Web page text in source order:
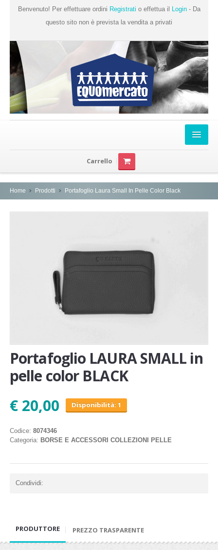
Benvenuto! Per effettuare ordini Registrati o effettua il Login- Da
questo sito non è prevista la vendita a privati
Chi Siamo
Prodotti
Produttori
Carrello
Home Prodotti Portafoglio Laura Small In Pelle Color Black
Portafoglio LAURA SMALL in
pelle color BLACK
€ 20,00
Disponibilità: 1
Codice: 8074346
Categoria: BORSE E ACCESSORI COLLEZIONI PELLE
Condividi:
PRODUTTORE PREZZO TRASPARENTE